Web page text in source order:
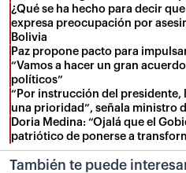
¿Qué se ha hecho para decir
expresa preocupación por
Bolivia
Paz propone pacto para
“Vamos a hacer un gran
políticos”
“Por instrucción del presidente,
una prioridad”, señala ministro
Doria Medina: “Ojalá que el
patriótico de ponerse a
También te puede